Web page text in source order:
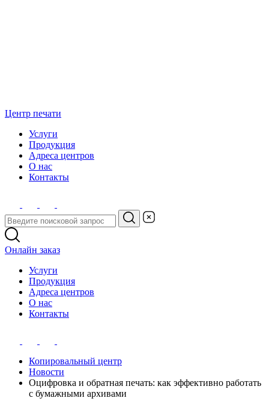
Центр печати
Услуги
Продукция
Адреса центров
О нас
Контакты
Онлайн заказ
Услуги
Продукция
Адреса центров
О нас
Контакты
Копировальный центр
Новости
Оцифровка и обратная печать: как эффективно работать
с бумажными архивами